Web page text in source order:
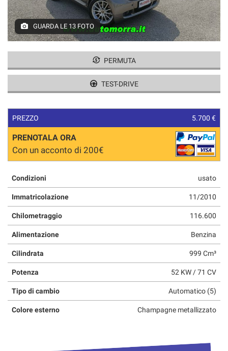
CONTATTI
GUARDA LE 13 FOTO
PERMUTA
TEST-DRIVE
PREZZO 5.700 €
PRENOTALA ORA
Con un acconto di 200€
Condizioni usato
Immatricolazione 11/2010
Chilometraggio 116.600
Alimentazione Benzina
Cilindrata 999 Cm³
Potenza 52 KW / 71 CV
Tipo di cambio Automatico (5)
Colore esterno Champagne metallizzato
tracciamento
che
adottiamo
per
e
le
di
seguito
descritte.
Per
ottenere
informazioni
sull'utilità
e
sul
funzionamento
di
questi
di
tracciamento
rimanda
alla
cookie